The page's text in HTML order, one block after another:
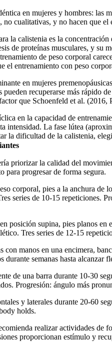
en mujeres y hombres: las
cualitativas, y no hacen que
la calistenia es la
de proteínas musculares, y su
de peso corporal
el entrenamiento con peso
en mujeres
recuperarse más rápido
que Schoenfeld et al.
en la capacidad de
intensidad. La fase lútea
la dificultad de la calistenia,
priorizar la calidad del
para progresar de forma segura.
corporal, pies a la anchura de
series de 10-15 repeticiones.
posición supina, pies planos
Tres series de 12-15
con manos en una encimera,
durante semanas hasta
de una barra durante 10-30
Progresión: ángulo más
y laterales durante 20-60
holds.
realizar actividades de
proporcionan estímulo y